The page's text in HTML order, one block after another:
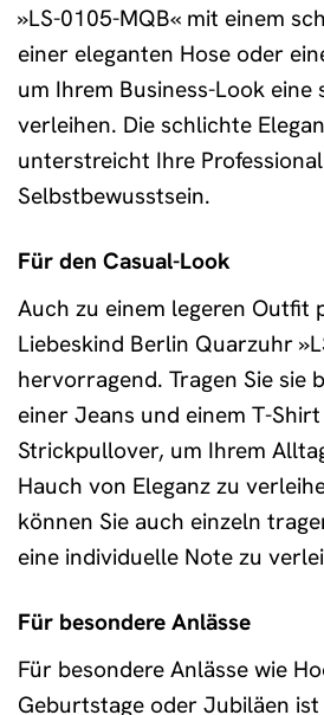
»LS-0105-MQB« mit einem
einer eleganten Hose oder
um Ihrem Business-Look
verleihen. Die schlichte
unterstreicht Ihre
Selbstbewusstsein.
Für den Casual-Look
Auch zu einem legeren Outfit
Liebeskind Berlin Quarzuhr
hervorragend. Tragen Sie sie
einer Jeans und einem T-
Strickpullover, um Ihrem
Hauch von Eleganz zu
können Sie auch einzeln
eine individuelle Note zu
Für besondere Anlässe
Für besondere Anlässe wie
Geburtstage oder Jubiläen ist